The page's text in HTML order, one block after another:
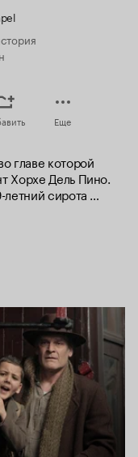
Еще
главе которой
Хорхе Дель Пино.
сирота
Мерседитас
время